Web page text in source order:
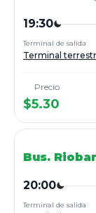
19:30
Terminal de salida
Terminal
Precio
$5.30
Bus.
20:00
Terminal de salida